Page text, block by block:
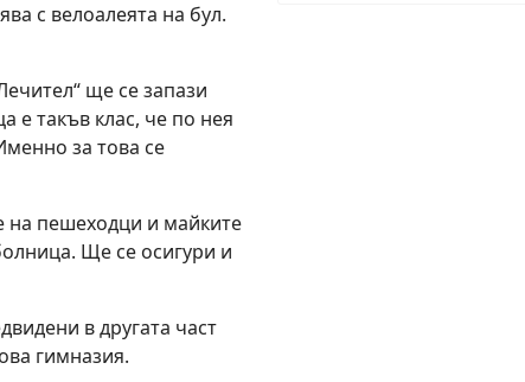
с велоалеята на бул.
ще се запази
е такъв клас, че по нея
за това се
на пешеходци и майките
Ще се осигури и
в другата част
гимназия.